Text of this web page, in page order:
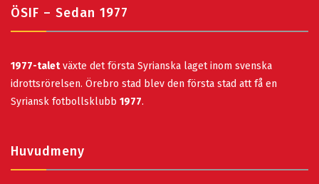
ÖSIF – Sedan 1977
1977-taletväxte det första Syrianska laget inom svenska
idrottsrörelsen. Örebro stad blev den första stad att få en
Syriansk fotbollsklubb 1977.
Huvudmeny